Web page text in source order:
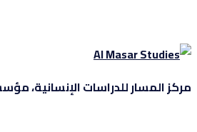
مركز المسار للدراسات الإنسانية،